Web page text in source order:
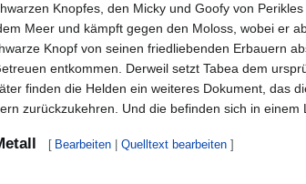
Knopfes, den Micky und Goofy von
Meer und kämpft gegen den Moloss, wobei er
Knopf von seinen friedliebenden Erbauern
entkommen. Derweil setzt Tabea dem
finden die Helden ein weiteres Dokument, das
zurückzukehren. Und die befinden sich in
[ Bearbeiten |Quelltext bearbeiten ]